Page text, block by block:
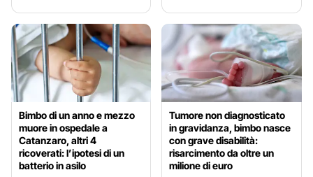
Bimbo di un anno e mezzo
muore in ospedale a
Catanzaro, altri 4
ricoverati: l’ipotesi di un
batterio in asilo
Tumore non diagnosticato
in gravidanza, bimbo nasce
con grave disabilità:
risarcimento da oltre un
milione di euro